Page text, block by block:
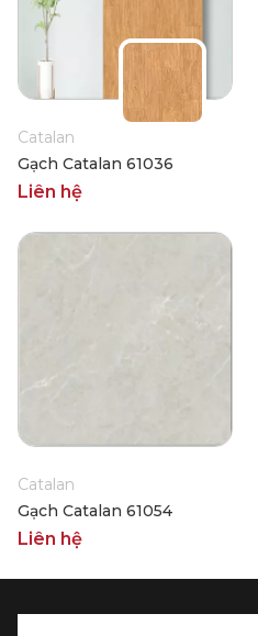
Catalan
Gạch Catalan 61036
Liên hệ
Catalan
Gạch Catalan 61054
Liên hệ